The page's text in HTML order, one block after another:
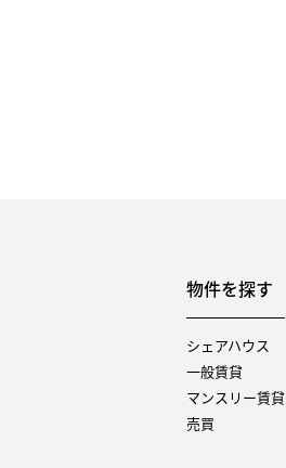
物件を探す
シェアハウス
一般賃貸
マンスリー賃貸
売買